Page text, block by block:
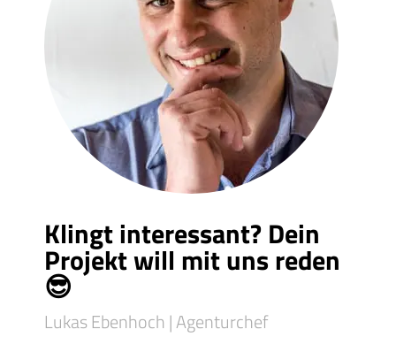
Klingt interessant? Dein
Projekt will mit uns reden
😎
Lukas Ebenhoch | Agenturchef